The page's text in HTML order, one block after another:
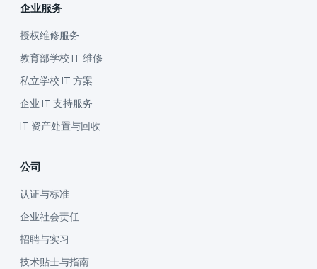
企业服务
授权维修服务
教育部学校 IT 维修
私立学校 IT 方案
企业 IT 支持服务
IT 资产处置与回收
公司
认证与标准
企业社会责任
招聘与实习
技术贴士与指南